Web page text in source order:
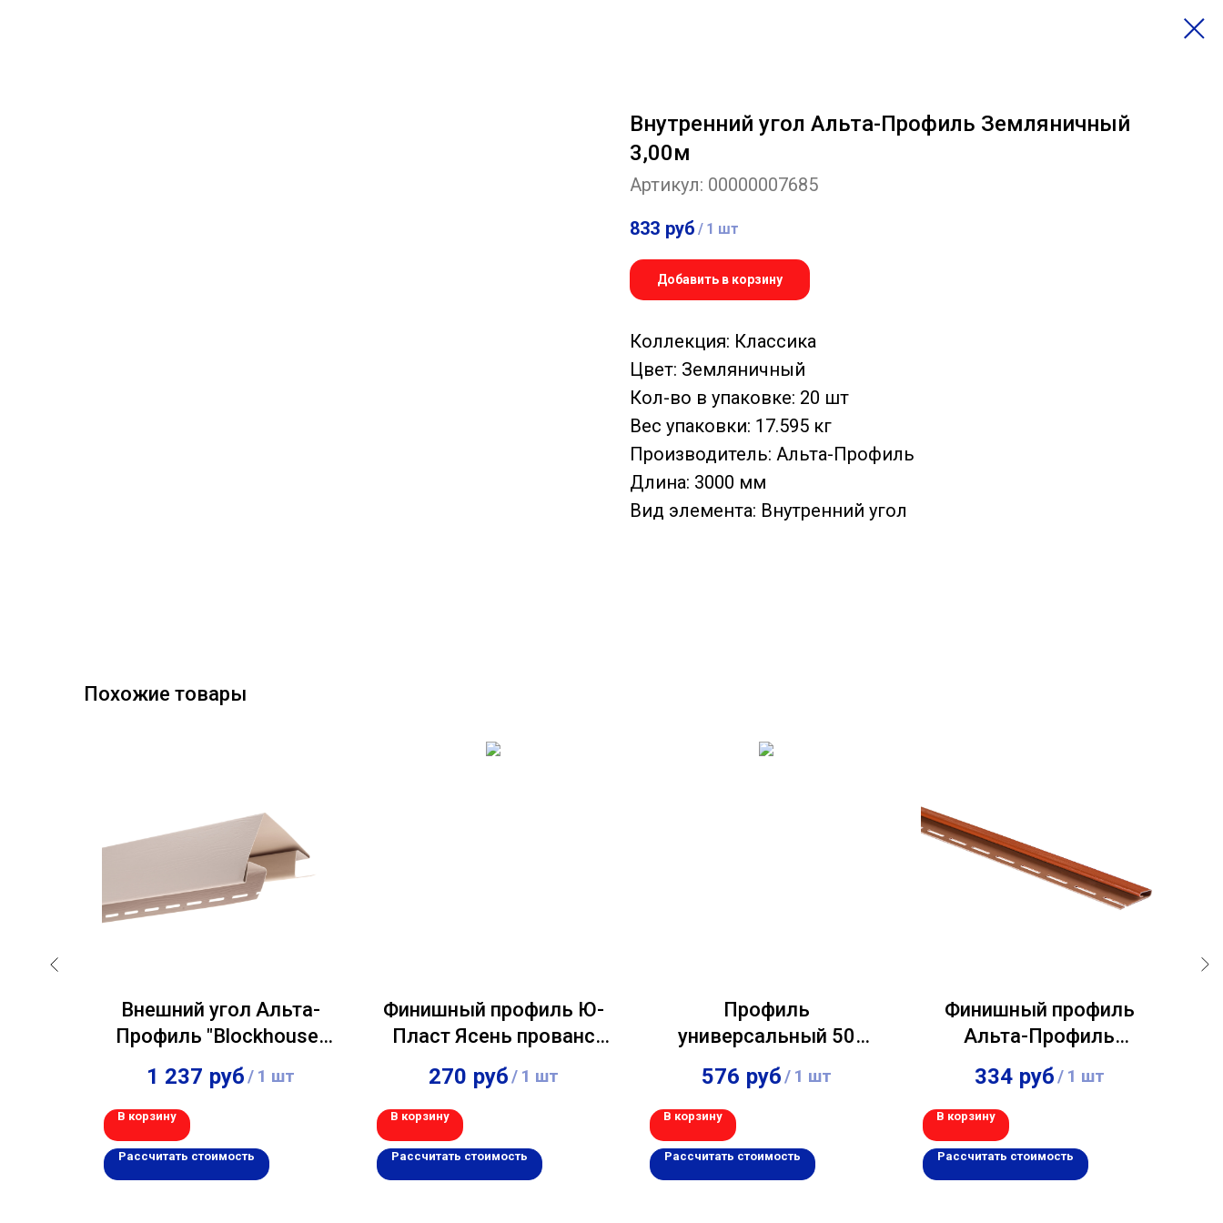
Внутренний угол Альта-Профиль Земляничный
3,00м
Артикул: 00000007685
833 руб / 1 шт
Добавить в корзину
Коллекция: Классика
Цвет: Земляничный
Кол-во в упаковке: 20 шт
Вес упаковки: 17.595 кг
Производитель: Альта-Профиль
Длина: 3000 мм
Вид элемента: Внутренний угол
Похожие товары
Внешний угол Альта-
Профиль "Blockhouse"
Персиковый 3,00м
1 237 руб/ 1 шт
В корзину
Рассчитать стоимость
Финишный профиль Ю-
Пласт Ясень прованс
зеленый 3,00м
270 руб/ 1 шт
В корзину
Рассчитать стоимость
Профиль
универсальный 50
Альта-Профиль "Альта-
Борд" Белый 3,00м
576 руб/ 1 шт
В корзину
Рассчитать стоимость
Финишный профиль
Альта-Профиль
Кирпичный 3,00м
334 руб/ 1 шт
В корзину
Рассчитать стоимость